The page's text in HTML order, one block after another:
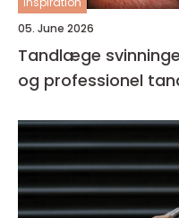
05. June 2026
Tandlæge svinninge sådan vælger du tryg
og professionel